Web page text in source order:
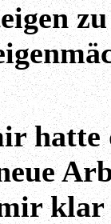
hatte